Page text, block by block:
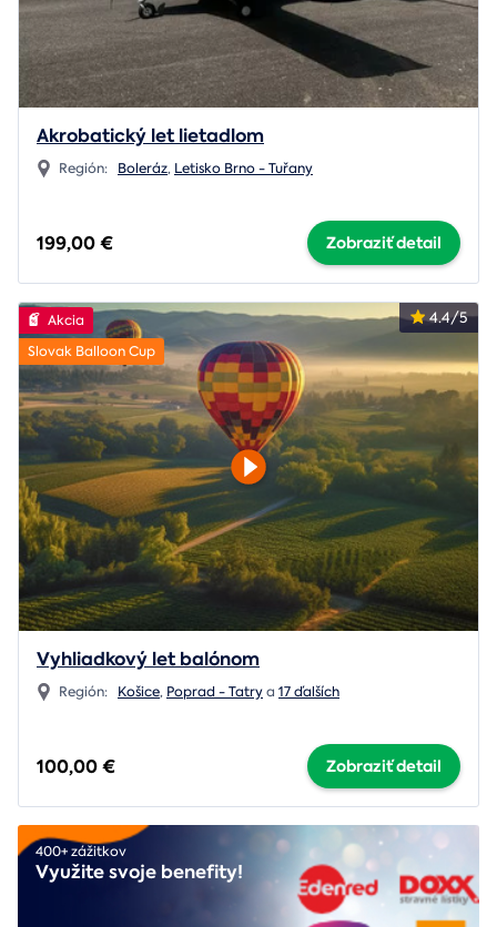
Akrobatický let lietadlom
Región: Boleráz, Letisko Brno - Tuřany
199,00 € Zobraziť detail
4.4/5
Akcia
Slovak Balloon Cup
Vyhliadkový let balónom
Región: Košice, Poprad - Tatrya 17 ďalších
100,00 € Zobraziť detail
400+ zážitkov
Využite svoje benefity!